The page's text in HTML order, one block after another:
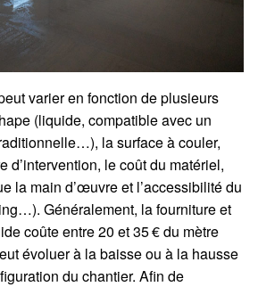
varier en fonction de plusieurs
(liquide, compatible avec un
la surface à couler,
d’intervention, le coût du matériel,
la main d’œuvre et l’accessibilité du
Généralement, la fourniture et
coûte entre 20 et 35 € du mètre
évoluer à la baisse ou à la hausse
du chantier. Afin de